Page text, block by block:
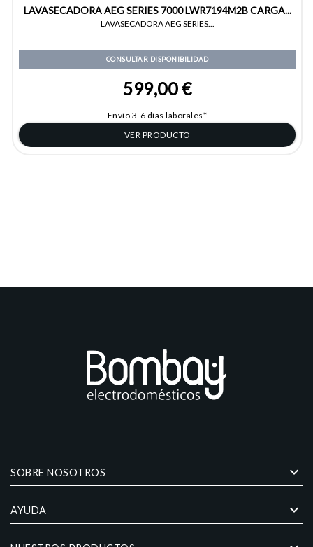
LAVASECADORA AEG SERIES 7000 LWR7194M2B CARGA...
LAVASECADORA AEG SERIES...
CONSULTAR DISPONIBILIDAD
599,00 €
Envío 3-6 días laborales*
VER PRODUCTO
SOBRE NOSOTROS keyboard_arrow_down
AYUDA keyboard_arrow_down